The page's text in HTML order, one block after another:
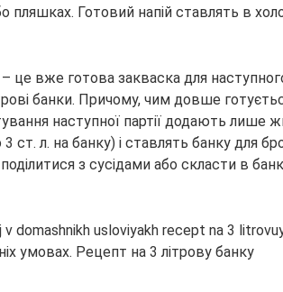
пляшках. Готовий напій ставлять в
це вже готова закваска для наступного
банки. Причому, чим довше
наступної партії додають лише
ст. л. на банку) і ставлять банку для
з сусідами або скласти в